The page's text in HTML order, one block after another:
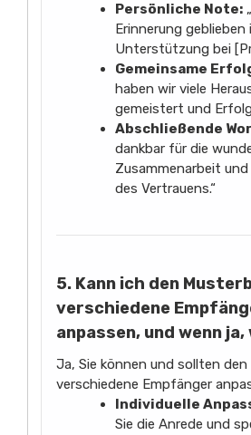
Persönliche Note:
Erinnerung
Unterstützung bei
Gemeinsame
haben wir viele
gemeistert und
Abschließende
dankbar für die
Zusammenarbeit
des Vertrauens.“
5. Kann ich den
verschiedene
anpassen, und wenn ja,
Ja, Sie können und sollten
verschiedene Empfänger
Individuelle
Sie die Anrede und